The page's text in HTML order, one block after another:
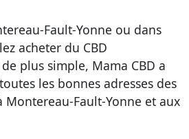
Fault-Yonne ou dans
acheter du CBD
plus simple, Mama CBD a
les bonnes adresses des
Montereau-Fault-Yonne et aux